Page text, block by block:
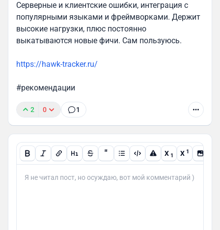
Серверные и клиентские ошибки, интеграция с
популярными языками и фреймворками. Держит
высокие нагрузки, плюс постоянно
выкатываются новые фичи. Сам пользуюсь.
https://hawk-tracker.ru/
#рекомендации
2 0 1
" X 1 X 1